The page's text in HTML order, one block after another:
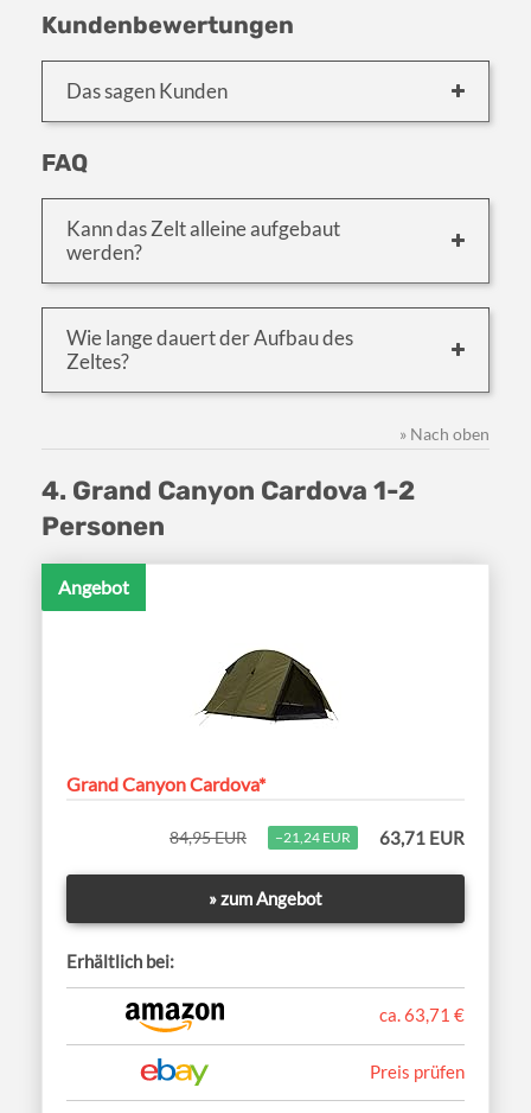
Kundenbewertungen
Das sagen Kunden
FAQ
Kann das Zelt alleine aufgebaut
werden?
Wie lange dauert der Aufbau des
Zeltes?
» Nach oben
4. Grand Canyon Cardova 1-2
Personen
Angebot
Grand Canyon Cardova*
84,95 EUR −21,24 EUR 63,71 EUR
» zum Angebot
Erhältlich bei:
ca. 63,71 €
Preis prüfen